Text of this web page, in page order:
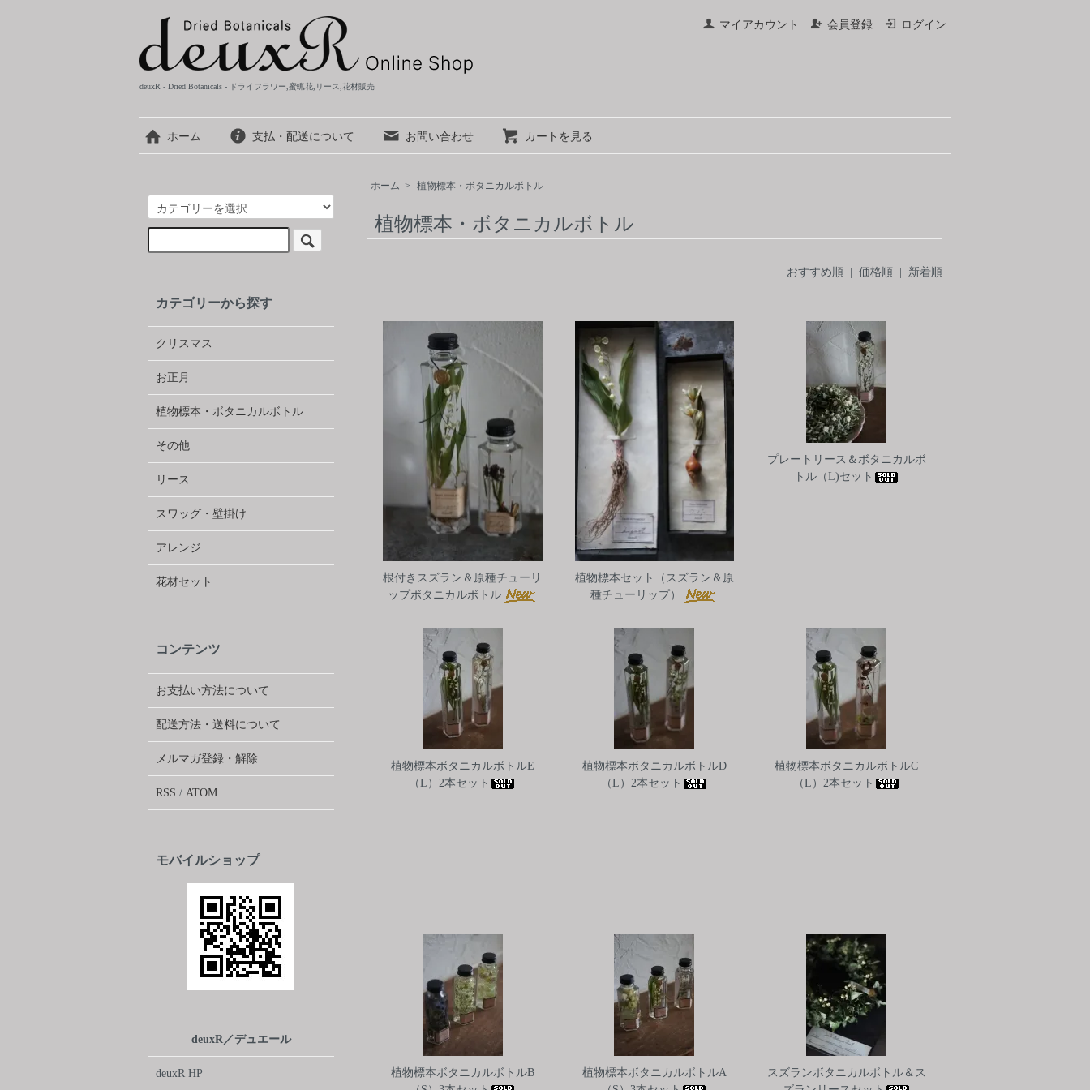
マイアカウント 会員登録 ログイン
deuxR - Dried Botanicals - ドライフラワー,蜜蝋花,リース,花材販売
ホーム 支払・配送について お問い合わせ カートを見る
ホーム > 植物標本・ボタニカルボトル
植物標本・ボタニカルボトル
おすすめ順 価格順 | 新着順
根付きスズラン＆原種チューリ
ップボタニカルボトル
植物標本セット（スズラン＆原
種チューリップ）
プレートリース＆ボタニカルボ
トル（L)セット
植物標本ボタニカルボトルE
（L）2本セット
植物標本ボタニカルボトルD
（L）2本セット
植物標本ボタニカルボトルC
（L）2本セット
植物標本ボタニカルボトルB
植物標本ボタニカルボトルA
スズランボタニカルボトル＆ス
カテゴリーから探す
クリスマス
お正月
植物標本・ボタニカルボトル
その他
リース
スワッグ・壁掛け
アレンジ
花材セット
コンテンツ
お支払い方法について
配送方法・送料について
メルマガ登録・解除
RSS / ATOM
モバイルショップ
deuxR／デュエール
deuxR HP